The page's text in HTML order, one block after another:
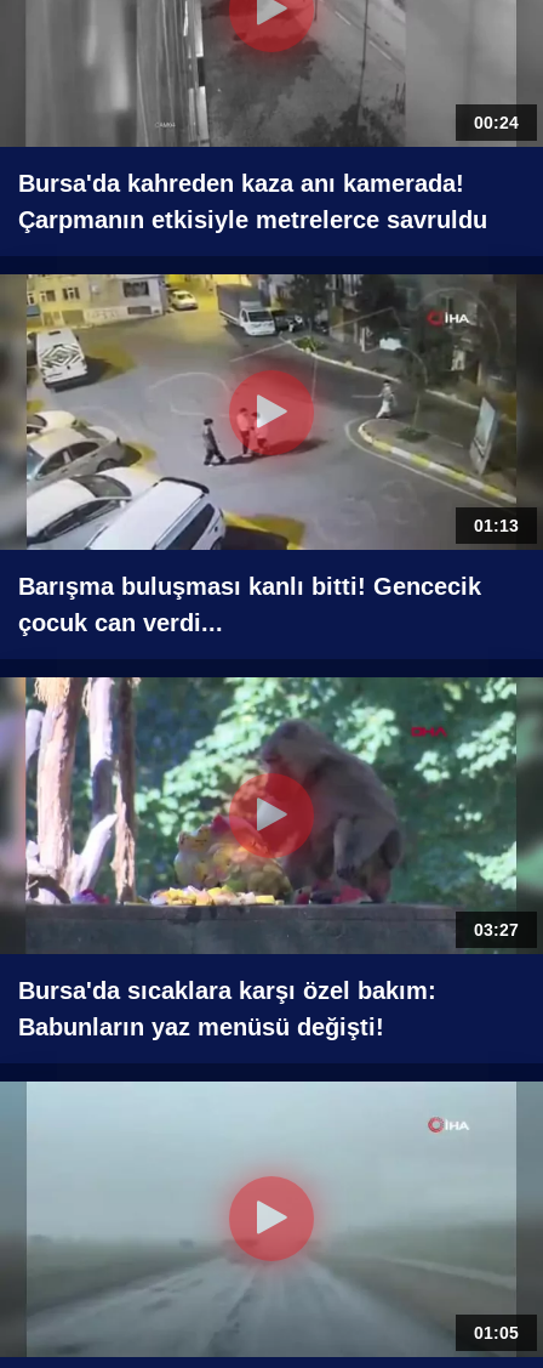
00:24
Bursa'da kahreden kaza anı kamerada!
Çarpmanın etkisiyle metrelerce savruldu
01:13
Barışma buluşması kanlı bitti! Gencecik
çocuk can verdi...
03:27
Bursa'da sıcaklara karşı özel bakım:
Babunların yaz menüsü değişti!
01:05